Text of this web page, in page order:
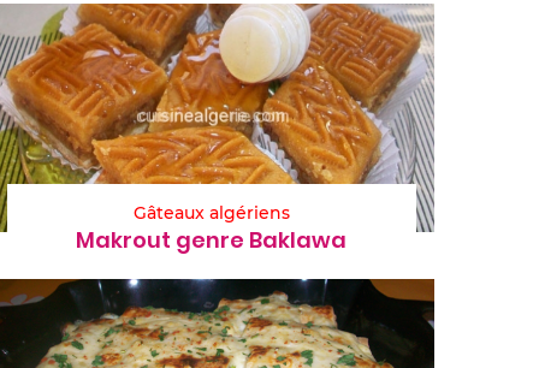
Gâteaux algériens
Makrout genre Baklawa